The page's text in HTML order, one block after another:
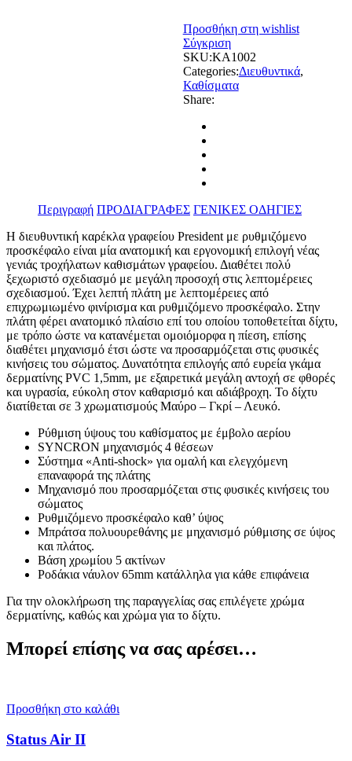
Προσθήκη στη wishlist
Σύγκριση
SKU:KA1002
Categories:Διευθυντικά,
Καθίσματα
Share:
Περιγραφή ΠΡΟΔΙΑΓΡΑΦΕΣ ΓΕΝΙΚΕΣ ΟΔΗΓΙΕΣ
Η διευθυντική καρέκλα γραφείου President με ρυθμιζόμενο
προσκέφαλο είναι μία ανατομική και εργονομική επιλογή νέας
γενιάς τροχήλατων καθισμάτων γραφείου. Διαθέτει πολύ
ξεχωριστό σχεδιασμό με μεγάλη προσοχή στις λεπτομέρειες
σχεδιασμού. Έχει λεπτή πλάτη με λεπτομέρειες από
επιχρωμιωμένο φινίρισμα και ρυθμιζόμενο προσκέφαλο. Στην
πλάτη φέρει ανατομικό πλαίσιο επί του οποίου τοποθετείται δίχτυ,
με τρόπο ώστε να κατανέμεται ομοιόμορφα η πίεση, επίσης
διαθέτει μηχανισμό έτσι ώστε να προσαρμόζεται στις φυσικές
κινήσεις του σώματος. Δυνατότητα επιλογής από ευρεία γκάμα
δερματίνης PVC 1,5mm, με εξαιρετικά μεγάλη αντοχή σε φθορές
και υγρασία, εύκολη στον καθαρισμό και αδιάβροχη. Το δίχτυ
διατίθεται σε 3 χρωματισμούς Μαύρο – Γκρί – Λευκό.
Ρύθμιση ύψους του καθίσματος με έμβολο αερίου
SYNCRON μηχανισμός 4 θέσεων
Σύστημα «Anti-shock» για ομαλή και ελεγχόμενη
επαναφορά της πλάτης
Μηχανισμό που προσαρμόζεται στις φυσικές κινήσεις του
σώματος
Ρυθμιζόμενο προσκέφαλο καθ’ ύψος
Μπράτσα πολυουρεθάνης με μηχανισμό ρύθμισης σε ύψος
και πλάτος.
Βάση χρωμίου 5 ακτίνων
Ροδάκια νάυλον 65mm κατάλληλα για κάθε επιφάνεια
Για την ολοκλήρωση της παραγγελίας σας επιλέγετε χρώμα
δερματίνης, καθώς και χρώμα για το δίχτυ.
Μπορεί επίσης να σας αρέσει…
Προσθήκη στο καλάθι
Status Air II